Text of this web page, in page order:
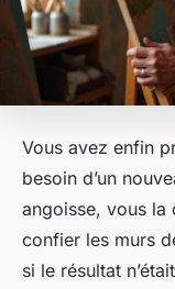
Vous avez enfin
besoin d’un
angoisse, vous la
confier les murs
si le résultat